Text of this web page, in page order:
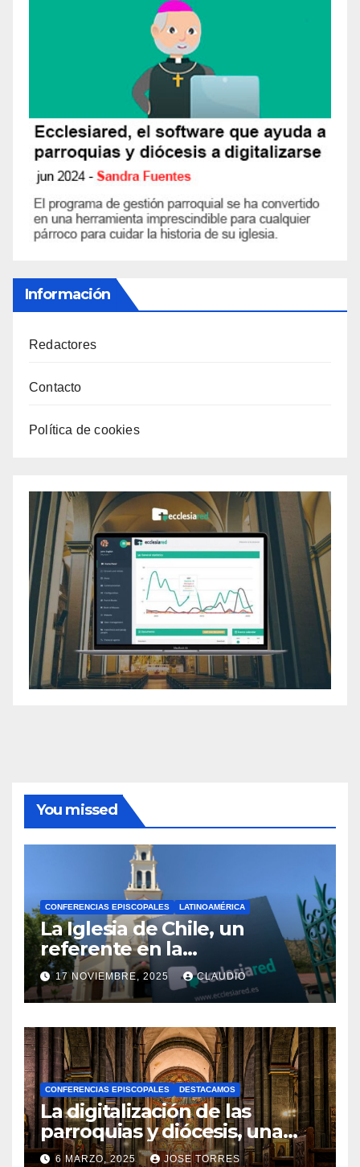
Información
Redactores
Contacto
Política de cookies
You missed
CONFERENCIAS EPISCOPALES LATINOAMÉRICA
La Iglesia de Chile, un
referente en la
transformación digital
gracias a Ecclesiared
17 NOVIEMBRE, 2025 CLAUDIO
N
O
H
A
Y
C
O
CONFERENCIAS EPISCOPALES DESTACAMOS
La digitalización de las
parroquias y diócesis, una
realidad ya para el futuro de
6 MARZO, 2025 JOSE TORRES